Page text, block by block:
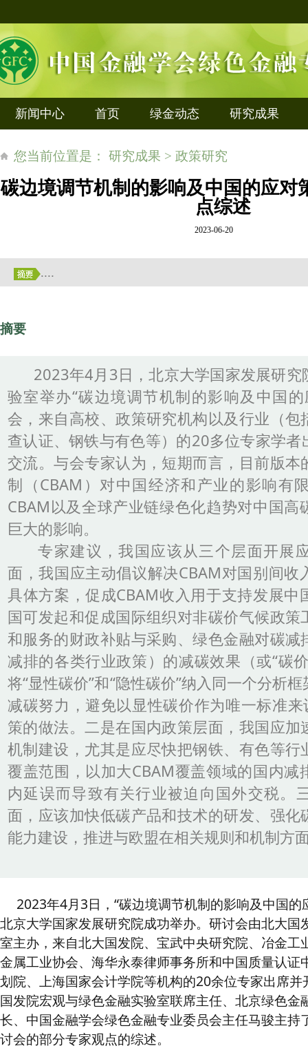
新闻中心 首页 绿金动态 研究成果
您当前位置是： 研究成果 > 政策研究
碳边境调节机制的影响及中国的应
点综述
2023-06-20
....
摘要
2023年4月3日，北京大学国家发展研究
验室举办“碳边境调节机制的影响及中国
会，来自高校、政策研究机构以及行业（包
查认证、钢铁与有色等）的20多位专家学者
交流。与会专家认为，短期而言，目前版本
制（CBAM）对中国经济和产业的影响有
CBAM以及全球产业链绿色化趋势对中国高
巨大的影响。
专家建议，我国应该从三个层面开展
面，我国应主动倡议解决CBAM对国别间收
具体方案，促成CBAM收入用于支持发展中
国可发起和促成国际组织对非碳价气候政策
和服务的财政补贴与采购、绿色金融对碳减
减排的各类行业政策）的减碳效果（或“碳
将“显性碳价”和“隐性碳价”纳入同一个分析
减碳努力，避免以显性碳价作为唯一标准来
策的做法。二是在国内政策层面，我国应加
机制建设，尤其是应尽快把钢铁、有色等行
覆盖范围，以加大CBAM覆盖领域的国内减
内延误而导致有关行业被迫向国外交税。
面，应该加快低碳产品和技术的研发、强化
能力建设，推进与欧盟在相关规则和机制方
2023年4月3日，“碳边境调节机制的影响及中国的
北京大学国家发展研究院成功举办。研讨会由北大国
室主办，来自北大国发院、宝武中央研究院、冶金工
金属工业协会、海华永泰律师事务所和中国质量认证
划院、上海国家会计学院等机构的20余位专家出席
国发院宏观与绿色金融实验室联席主任、北京绿色金
长、中国金融学会绿色金融专业委员会主任马骏主持
讨会的部分专家观点的综述。